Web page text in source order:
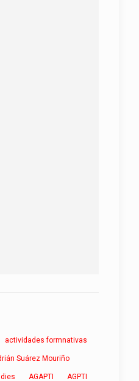
actividades formnativas
Suárez Mouriño
AGAPTI AGPTI